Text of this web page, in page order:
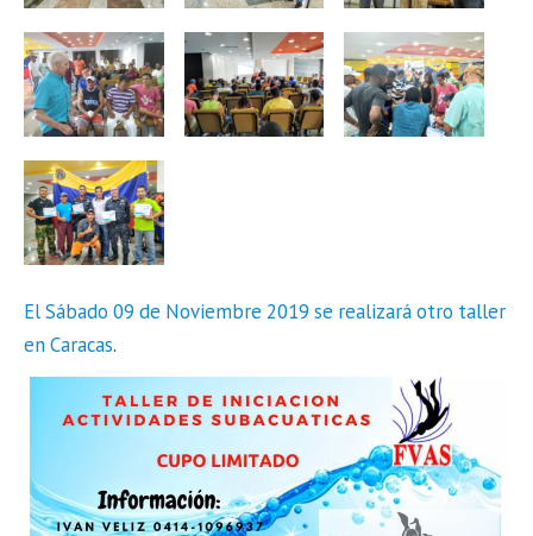
El Sábado 09 de Noviembre 2019 se realizará otro taller
en Caracas.